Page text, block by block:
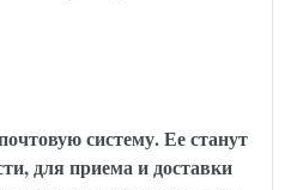
систему. Ее станут
для приема и доставки